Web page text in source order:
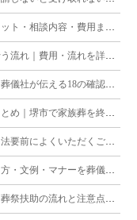
容・費用まで葬儀社が徹底解説
｜費用・流れを詳しく解説
が伝える18の確認ポイント
市で家族葬を終えたご遺族へ
くいただくご質問について
例・マナーを葬儀社が解説
流れと注意点を葬儀社が解説